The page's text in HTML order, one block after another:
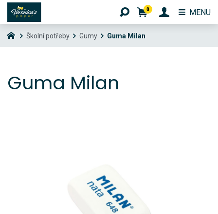
Školní potřeby Gumy Guma Milan
Guma Milan
0 MENU